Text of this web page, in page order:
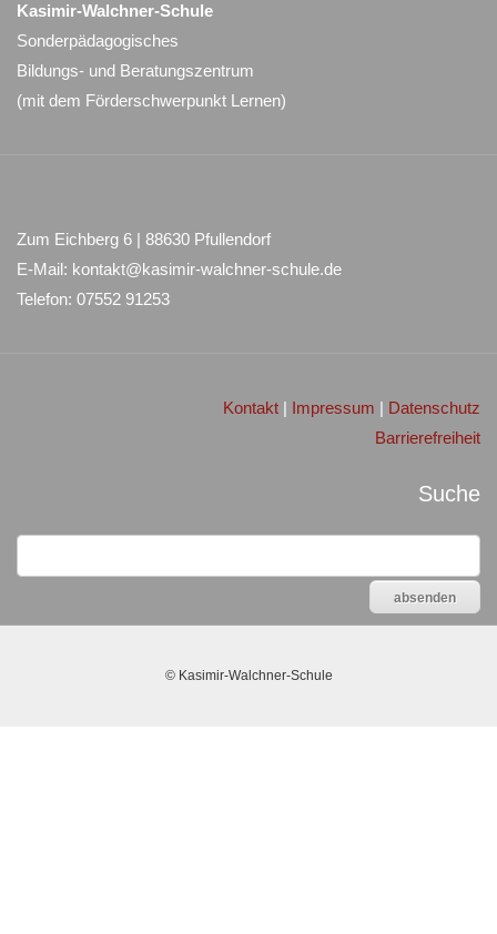
Kasimir-Walchner-Schule
Sonderpädagogisches
Bildungs- und Beratungszentrum
(mit dem Förderschwerpunkt Lernen)
Zum Eichberg 6 | 88630 Pfullendorf
E-Mail: kontakt@kasimir-walchner-schule.de
Telefon: 07552 91253
Kontakt | Impressum | Datenschutz
Barrierefreiheit
Suche
©Kasimir-Walchner-Schule